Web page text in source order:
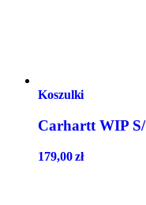
Koszulki
Carhartt WIP
179,00zł